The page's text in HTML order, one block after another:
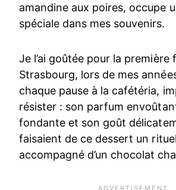
amandine aux poires, occupe
spéciale dans mes souvenirs.
Je l’ai goûtée pour la première
Strasbourg, lors de mes
chaque pause à la cafétéria,
résister : son parfum
fondante et son goût
faisaient de ce dessert un
accompagné d’un chocolat